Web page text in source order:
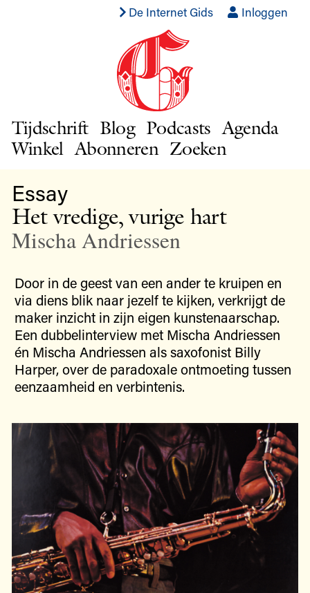
De Internet Gids Inloggen
Tijdschrift Blog Podcasts Agenda
Winkel Abonneren Zoeken
Essay
Het vredige, vurige hart
Mischa Andriessen
Door in de geest van een ander te kruipen en
via diens blik naar jezelf te kijken, verkrijgt de
maker inzicht in zijn eigen kunstenaarschap.
Een dubbelinterview met Mischa Andriessen
én Mischa Andriessen als saxofonist Billy
Harper, over de paradoxale ontmoeting tussen
eenzaamheid en verbintenis.